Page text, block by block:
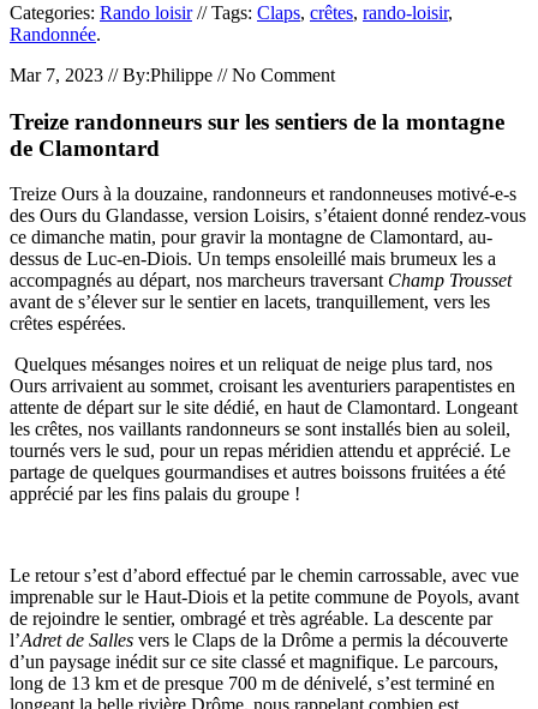
Categories: Rando loisir// Tags: Claps, crêtes, rando-loisir,
Randonnée.
Mar 7, 2023 // By:Philippe // No Comment
Treize randonneurs sur les sentiers de la montagne
de Clamontard
Treize Ours à la douzaine, randonneurs et randonneuses motivé-e-s
des Ours du Glandasse, version Loisirs, s’étaient donné rendez-vous
ce dimanche matin, pour gravir la montagne de Clamontard, au-
dessus de Luc-en-Diois. Un temps ensoleillé mais brumeux les a
accompagnés au départ, nos marcheurs traversant Champ Trousset
avant de s’élever sur le sentier en lacets, tranquillement, vers les
crêtes espérées.
Quelques mésanges noires et un reliquat de neige plus tard, nos
Ours arrivaient au sommet, croisant les aventuriers parapentistes en
attente de départ sur le site dédié, en haut de Clamontard. Longeant
les crêtes, nos vaillants randonneurs se sont installés bien au soleil,
tournés vers le sud, pour un repas méridien attendu et apprécié. Le
partage de quelques gourmandises et autres boissons fruitées a été
apprécié par les fins palais du groupe !
Le retour s’est d’abord effectué par le chemin carrossable, avec vue
imprenable sur le Haut-Diois et la petite commune de Poyols, avant
de rejoindre le sentier, ombragé et très agréable. La descente par
l’Adret de Salles vers le Claps de la Drôme a permis la découverte
d’un paysage inédit sur ce site classé et magnifique. Le parcours,
long de 13 km et de presque 700 m de dénivelé, s’est terminé en